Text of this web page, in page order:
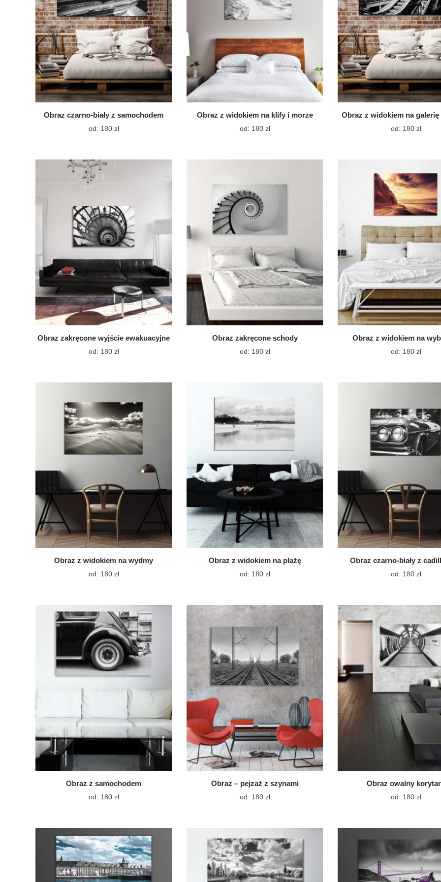
stronie
produktu
stronie
produktu
stronie
Obraz czarno-biały z samochodem
od: 180 złTen
wiele
wybrać
na
stronie
produktu
Obraz z widokiem na klify i morze
od: 180 złTen
wiele
Opcje
produktu
Obraz z widokiem na
od: 180 złTen
Opcje
można
wybrać
na
Obraz zakręcone wyjście ewakuacyjne
od: 180 złTen
wiele
Opcje
można
wybrać
na
stronie
Obraz zakręcone schody
od: 180 złTen
można
wybrać
stronie
produktu
Obraz z widokiem na
od: 180 złTen
wiele
można
wybrać
na
stronie
Obraz z widokiem na wydmy
od: 180 złTen
wiele
wariantów.
Opcje
można
wybrać
na
stronie
Obraz z widokiem na plażę
od: 180 złTen
wiele
wariantów.
Opcje
można
wybrać
na
stronie
produktu
Obraz czarno-biały z
od: 180 złTen
wiele
Opcje
można
wybrać
na
stronie
Obraz z samochodem
od: 180 złTen
wiele
wariantów.
Opcje
można
wybrać
Obraz – pejzaż z szynami
od: 180 złTen
wiele
wariantów.
Opcje
można
wybrać
Obraz owalny
od: 180 złTen
wiele
Opcje